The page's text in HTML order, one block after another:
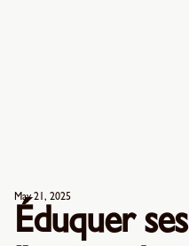
May 21, 2025
Éduquer